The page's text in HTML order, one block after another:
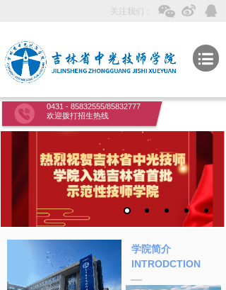
关注我们：
0431 - 85832555/85832777
欢迎拨打招生热线
学院简介
INTRODCTION